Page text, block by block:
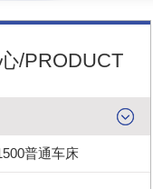
/PRODUCT
普通车床